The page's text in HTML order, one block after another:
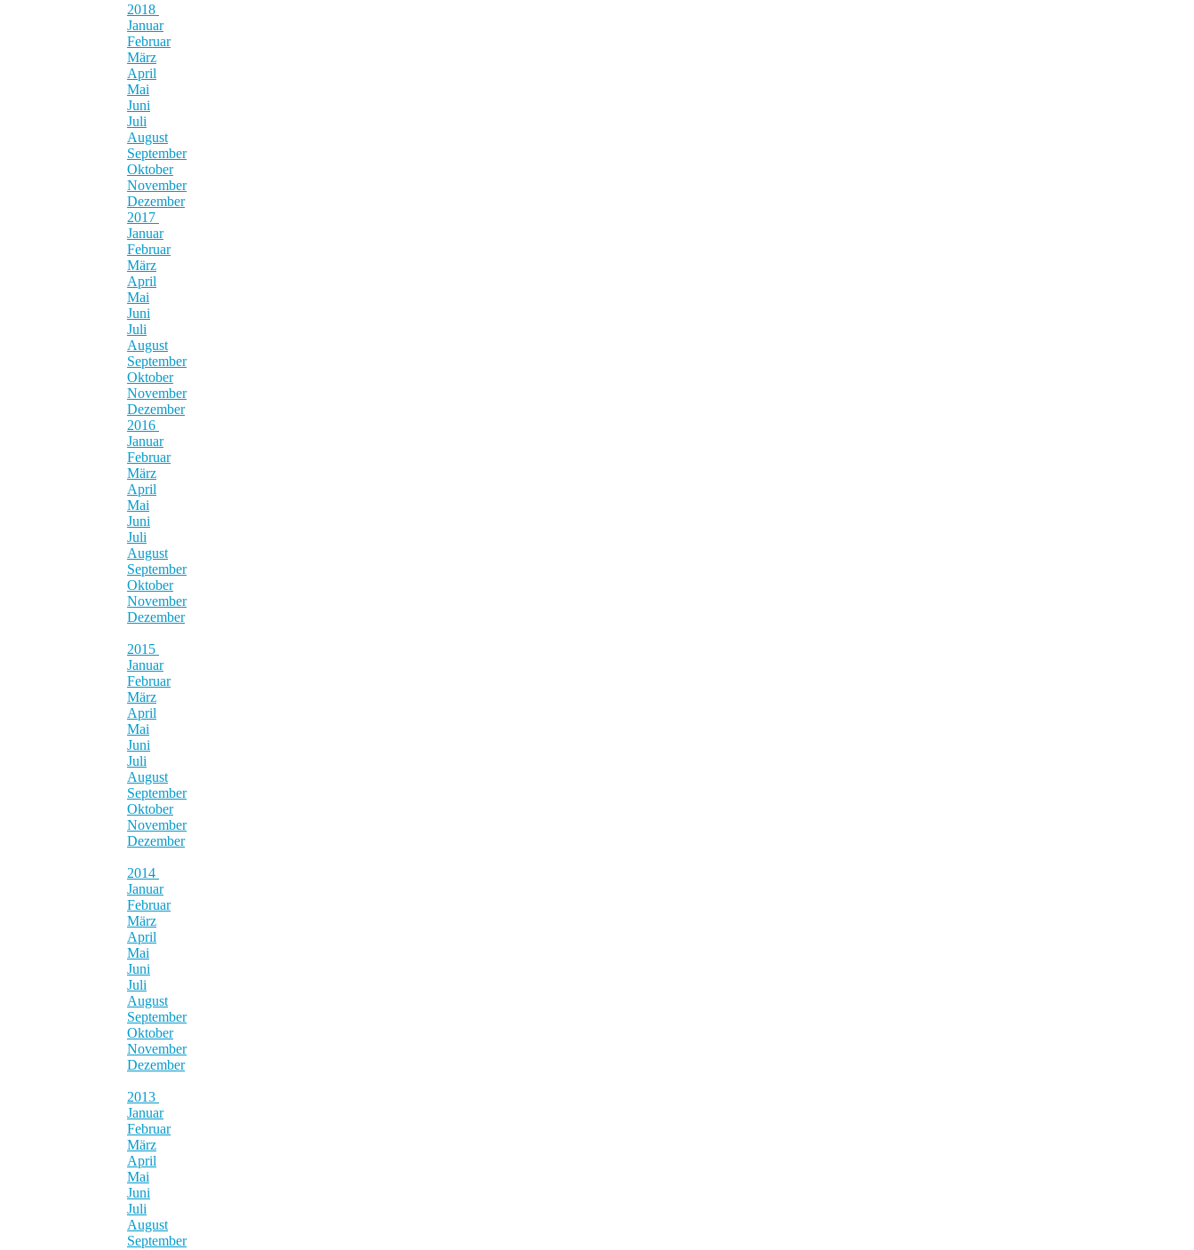
2018
Januar
Februar
März
April
Mai
Juni
Juli
August
September
Oktober
November
Dezember
2017
Januar
Februar
März
April
Mai
Juni
Juli
August
September
Oktober
November
Dezember
2016
Januar
Februar
März
April
Mai
Juni
Juli
August
September
Oktober
November
Dezember
2015
Januar
Februar
März
April
Mai
Juni
Juli
August
September
Oktober
November
Dezember
2014
Januar
Februar
März
April
Mai
Juni
Juli
August
September
Oktober
November
Dezember
2013
Januar
Februar
März
April
Mai
Juni
Juli
August
September